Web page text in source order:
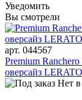
Уведомить
Вы смотрели
арт. 044567
Premium
оверсайз
Нет